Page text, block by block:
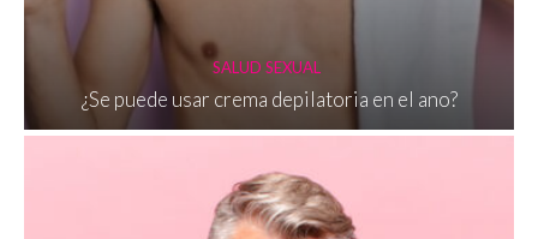
SALUD SEXUAL
¿Se puede usar crema depilatoria en el ano?